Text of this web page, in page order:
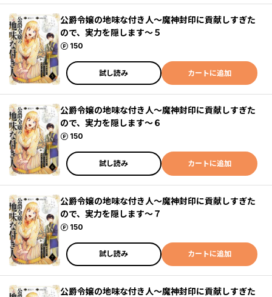
公爵令嬢の地味な付き人～魔神封印に貢献しすぎた
ので、実力を隠します～５
150
ポイント
試し読み カートに追加
公爵令嬢の地味な付き人～魔神封印に貢献しすぎた
ので、実力を隠します～６
150
ポイント
試し読み カートに追加
公爵令嬢の地味な付き人～魔神封印に貢献しすぎた
ので、実力を隠します～７
150
ポイント
試し読み カートに追加
公爵令嬢の地味な付き人～魔神封印に貢献しすぎた